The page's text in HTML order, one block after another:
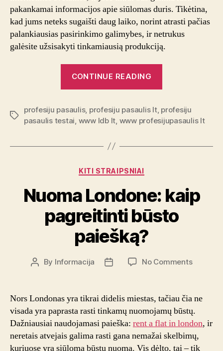
pakankamai informacijos apie siūlomas duris. Tikėtina,
kad jums neteks sugaišti daug laiko, norint atrasti pačias
palankiausias pasirinkimo galimybes, ir netrukus
galėsite užsisakyti tinkamiausią produkciją.
CONTINUE READING
kainomis”
Tags
profesiju pasaulis, profesiju pasaulis lt, profesiju
pasaulis testai www ldb lt www profesijupasaulis lt
Categories
KITI STRAIPSNIAI
Nuoma Londone: kaip
pagreitinti būsto
paiešką?
Post
By Informacija
Post
No Commentson
būsto
paiešką?
Nors Londonas yra tikrai didelis miestas, tačiau čia ne
visada yra paprasta rasti tinkamų nuomojamų būstų.
Dažniausiai naudojamasi paieška: rent a flat in london, ir
neretais atvejais galima rasti gana nemažai skelbimų,
kuriuose yra siūloma būstų nuoma. Vis dėlto, tai – tik